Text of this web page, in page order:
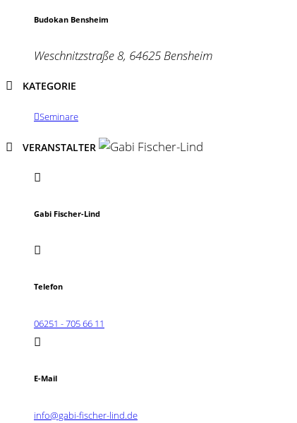
Budokan Bensheim
Weschnitzstraße 8, 64625 Bensheim
KATEGORIE
Seminare
VERANSTALTER
Gabi Fischer-Lind
Telefon
06251 - 705 66 11
E-Mail
info@gabi-fischer-lind.de